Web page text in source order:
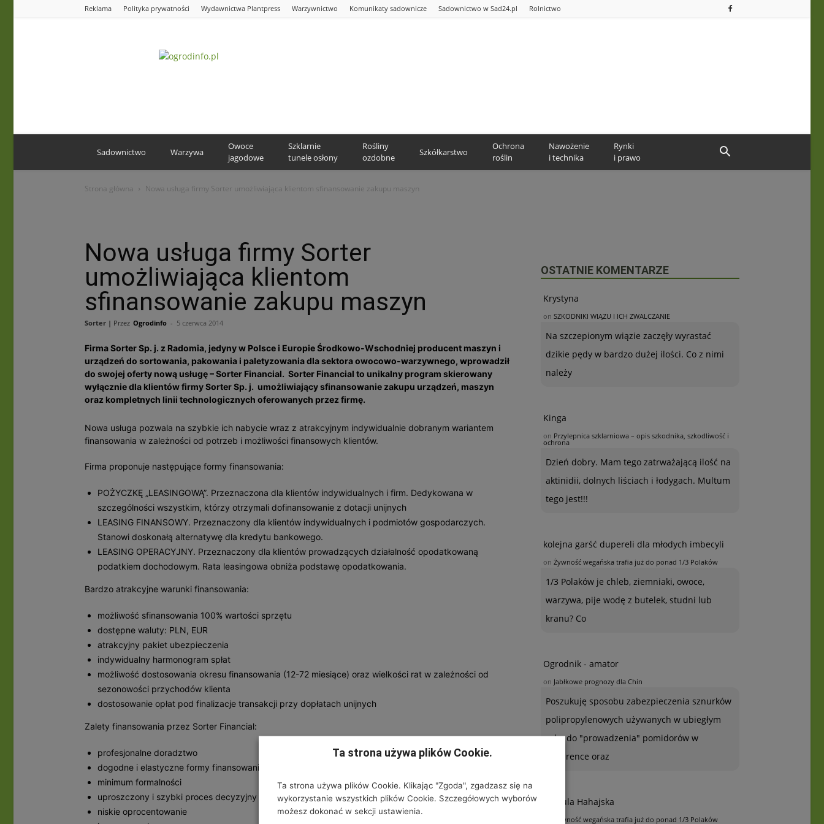
Reklama Polityka prywatności Wydawnictwa Plantpress Warzywnictwo Komunikaty sadownicze Sadownictwo w Sad24.pl Rolnictwo
Sadownictwo Warzywa
Owoce
jagodowe
Szklarnie
tunele osłony
Rośliny
ozdobne
Szkółkarstwo
Ochrona
roślin
Nawożenie
i technika
Rynki
i prawo
Strona główna Nowa usługa firmy Sorter umożliwiająca klientom sfinansowanie zakupu maszyn
Nowa usługa firmy Sorter
umożliwiająca klientom
sfinansowanie zakupu maszyn
Sorter | Przez Ogrodinfo - 5 czerwca 2014
Firma Sorter Sp. j. z Radomia, jedyny w Polsce i Europie Środkowo-Wschodniej producent maszyn i
urządzeń do sortowania, pakowania i paletyzowania dla sektora owocowo-warzywnego, wprowadził
do swojej oferty nową usługę – Sorter Financial. Sorter Financial to unikalny program skierowany
wyłącznie dla klientów firmy Sorter Sp. j. umożliwiający sfinansowanie zakupu urządzeń, maszyn
oraz kompletnych linii technologicznych oferowanych przez firmę.
Nowa usługa pozwala na szybkie ich nabycie wraz z atrakcyjnym indywidualnie dobranym wariantem
finansowania w zależności od potrzeb i możliwości finansowych klientów.
Firma proponuje następujące formy finansowania:
POŻYCZKĘ „LEASINGOWĄ”. Przeznaczona dla klientów indywidualnych i firm. Dedykowana w
szczególności wszystkim, którzy otrzymali dofinansowanie z dotacji unijnych
LEASING FINANSOWY. Przeznaczony dla klientów indywidualnych i podmiotów gospodarczych.
Stanowi doskonałą alternatywę dla kredytu bankowego.
LEASING OPERACYJNY. Przeznaczony dla klientów prowadzących działalność opodatkowaną
podatkiem dochodowym. Rata leasingowa obniża podstawę opodatkowania.
Bardzo atrakcyjne warunki finansowania:
możliwość sfinansowania 100% wartości sprzętu
dostępne waluty: PLN, EUR
atrakcyjny pakiet ubezpieczenia
indywidualny harmonogram spłat
możliwość dostosowania okresu finansowania (12-72 miesiące) oraz wielkości rat w zależności od
sezonowości przychodów klienta
dostosowanie opłat pod finalizacje transakcji przy dopłatach unijnych
Zalety finansowania przez Sorter Financial:
profesjonalne doradztwo
dogodne i elastyczne formy finansowania
minimum formalności
uproszczony i szybki proces decyzyjny
niskie oprocentowanie
OSTATNIE KOMENTARZE
Krystyna
on SZKODNIKI WIĄZU I ICH ZWALCZANIE
Na szczepionym wiązie zaczęły wyrastać
dzikie pędy w bardzo dużej ilości. Co z nimi
należy
Kinga
on Przylepnica szklarniowa – opis szkodnika, szkodliwość i
ochrona
Dzień dobry. Mam tego zatrważającą ilość na
aktinidii, dolnych liściach i łodygach. Multum
tego jest!!!
kolejna garść dupereli dla młodych imbecyli
on Żywność wegańska trafia już do ponad 1/3 Polaków
1/3 Polaków je chleb, ziemniaki, owoce,
warzywa, pije wodę z butelek, studni lub
kranu? Co
Ogrodnik - amator
on Jabłkowe prognozy dla Chin
Poszukuję sposobu zabezpieczenia sznurków
polipropylenowych używanych w ubiegłym
roku do "prowadzenia" pomidorów w
szklarence oraz
Urszula Hahajska
Żywność wegańska trafia już do ponad 1/3 Polaków
Ta strona używa plików Cookie.
Ta strona używa plików Cookie. Klikając "Zgoda", zgadzasz się na
wykorzystanie wszystkich plików Cookie. Szczegółowych wyborów
możesz dokonać w sekcji ustawienia.